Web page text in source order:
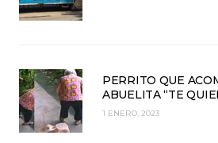
PERRITO QUE
ABUELITA “TE
1 ENERO, 2023